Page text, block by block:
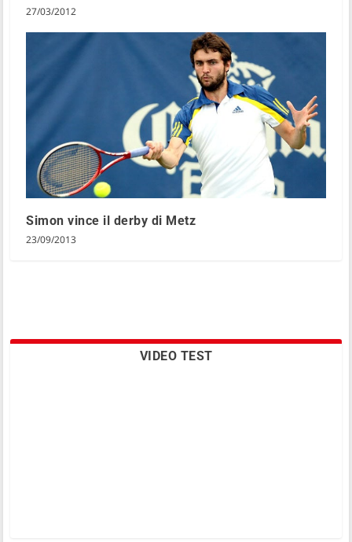
27/03/2012
Simon vince il derby di Metz
23/09/2013
VIDEO TEST